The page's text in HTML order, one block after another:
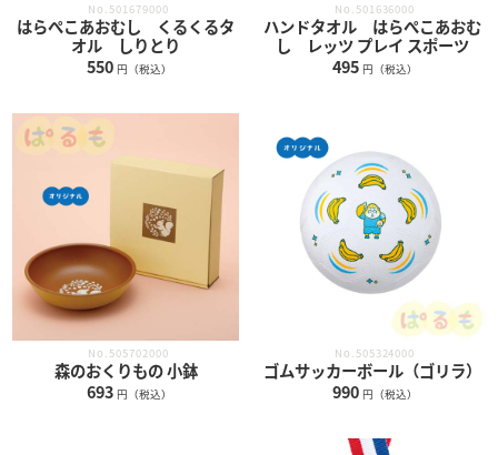
No.501679000
はらぺこあおむし くるくるタ
オル しりとり
550 円（税込）
No.501636000
ハンドタオル はらぺこあおむ
し レッツ プレイ スポーツ
495 円（税込）
No.505702000
森のおくりもの 小鉢
693 円（税込）
No.505324000
ゴムサッカーボール（ゴリラ）
990 円（税込）